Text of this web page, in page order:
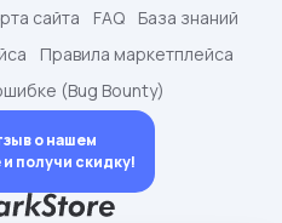
сайта FAQ
База знаний
Правила маркетплейса
(Bug Bounty)
о нашем
получи скидку!